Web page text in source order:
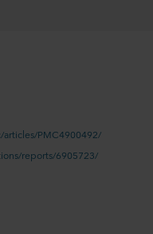
PMC4900492/
reports/6905723/